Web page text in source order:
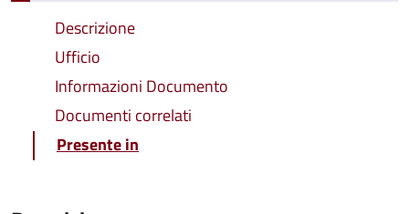
Descrizione
Ufficio
Informazioni Documento
Documenti correlati
Presente in